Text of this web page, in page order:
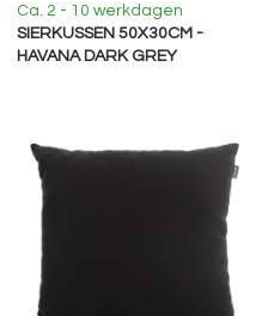
Ca. 2 - 10 werkdagen
SIERKUSSEN 50X30CM -
HAVANA DARK GREY